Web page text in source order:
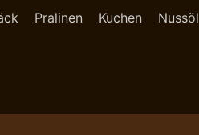
Pralinen Kuchen Nussöl